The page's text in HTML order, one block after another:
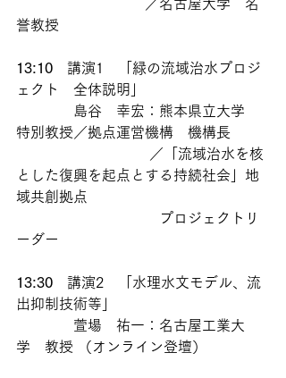
／名古屋大学　名
誉教授
13:10 講演1　「緑の流域治水プロジ
ェクト　全体説明」
島谷　幸宏：熊本県立大学
特別教授／拠点運営機構　機構長
／「流域治水を核
とした復興を起点とする持続社会」地
域共創拠点
プロジェクトリ
ーダー
13:30 講演2　「水理水文モデル、流
出抑制技術等」
萱場　祐一：名古屋工業大
学　教授 （オンライン登壇）